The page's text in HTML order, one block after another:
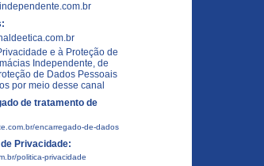
e à Proteção de
Independente, de
de Dados Pessoais
por meio desse canal
de tratamento de
encarregado-de-dados
Privacidade:
politica-privacidade